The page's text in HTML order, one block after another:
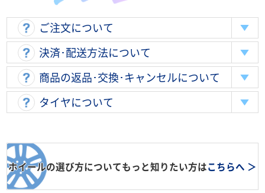
ご注文について
決済･配送方法について
商品の返品･交換･キャンセルについて
タイヤについて
ホイールの選び方についてもっと知りたい方はこちらへ ＞